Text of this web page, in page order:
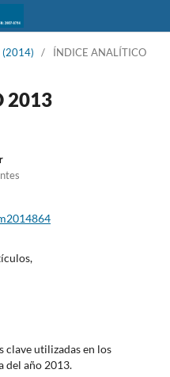
(2014) / ÍNDICE ANALÍTICO
2013
clave utilizadas en los
del año 2013.